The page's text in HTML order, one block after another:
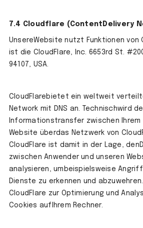
7.4 Cloudflare (ContentDelivery
UnsereWebsite nutzt Funktionen von
ist die CloudFlare, Inc. 6653rd St.
94107, USA.
CloudFlarebietet ein weltweit
Network mit DNS an. Technischwird
Informationstransfer zwischen Ihrem
Website überdas Netzwerk von
CloudFlare ist damit in der Lage,
zwischen Anwender und unseren
analysieren, umbeispielsweise
Dienste zu erkennen und
CloudFlare zur Optimierung und
Cookies aufIhrem Rechner.